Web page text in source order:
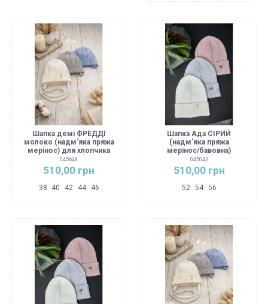
Шапка демі ФРЕДДІ
молоко (надм'яка пряжа
мерінос) для хлопчика
045648
510,00 грн
38 40 42 44 46
Шапка Ада СІРИЙ
(надм'яка пряжа
мерінос/бавовна)
045043
510,00 грн
52 54 56